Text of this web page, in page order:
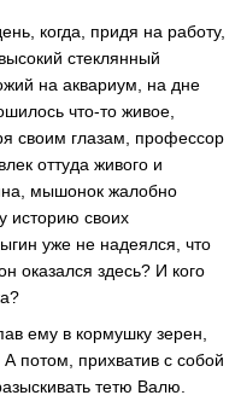
когда, придя на работу,
стеклянный
на аквариум, на дне
что-то живое,
своим глазам, профессор
оттуда живого и
мышонок жалобно
историю своих
уже не надеялся, что
оказался здесь? И кого
ему в кормушку зерен,
потом, прихватив с собой
тетю Валю.